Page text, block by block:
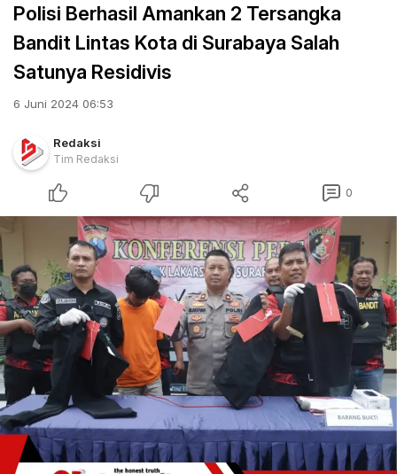
Polisi Berhasil Amankan 2 Tersangka
Bandit Lintas Kota di Surabaya Salah
Satunya Residivis
6 Juni 2024 06:53
Redaksi
Tim Redaksi
0